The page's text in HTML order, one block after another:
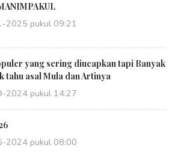
2025 pukul 09:21
yang sering diucapkan tapi Banyak
tahu asal Mula dan Artinya
2024 pukul 14:27
2024 pukul 08:00